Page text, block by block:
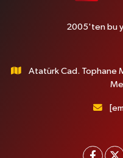
2005'ten bu
Atatürk Cad. Tophane